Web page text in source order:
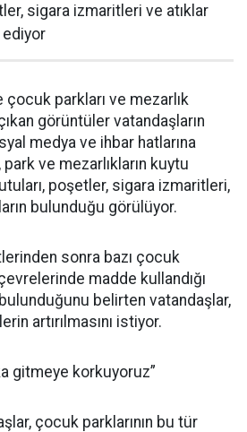
sigara izmaritleri ve atıklar
ediyor
parkları ve mezarlık
görüntüler vatandaşların
medya ve ihbar hatlarına
ve mezarlıkların kuytu
poşetler, sigara izmaritleri,
bulunduğu görülüyor.
sonra bazı çocuk
madde kullandığı
belirten vatandaşlar,
artırılmasını istiyor.
gitmeye korkuyoruz”
çocuk parklarının bu tür